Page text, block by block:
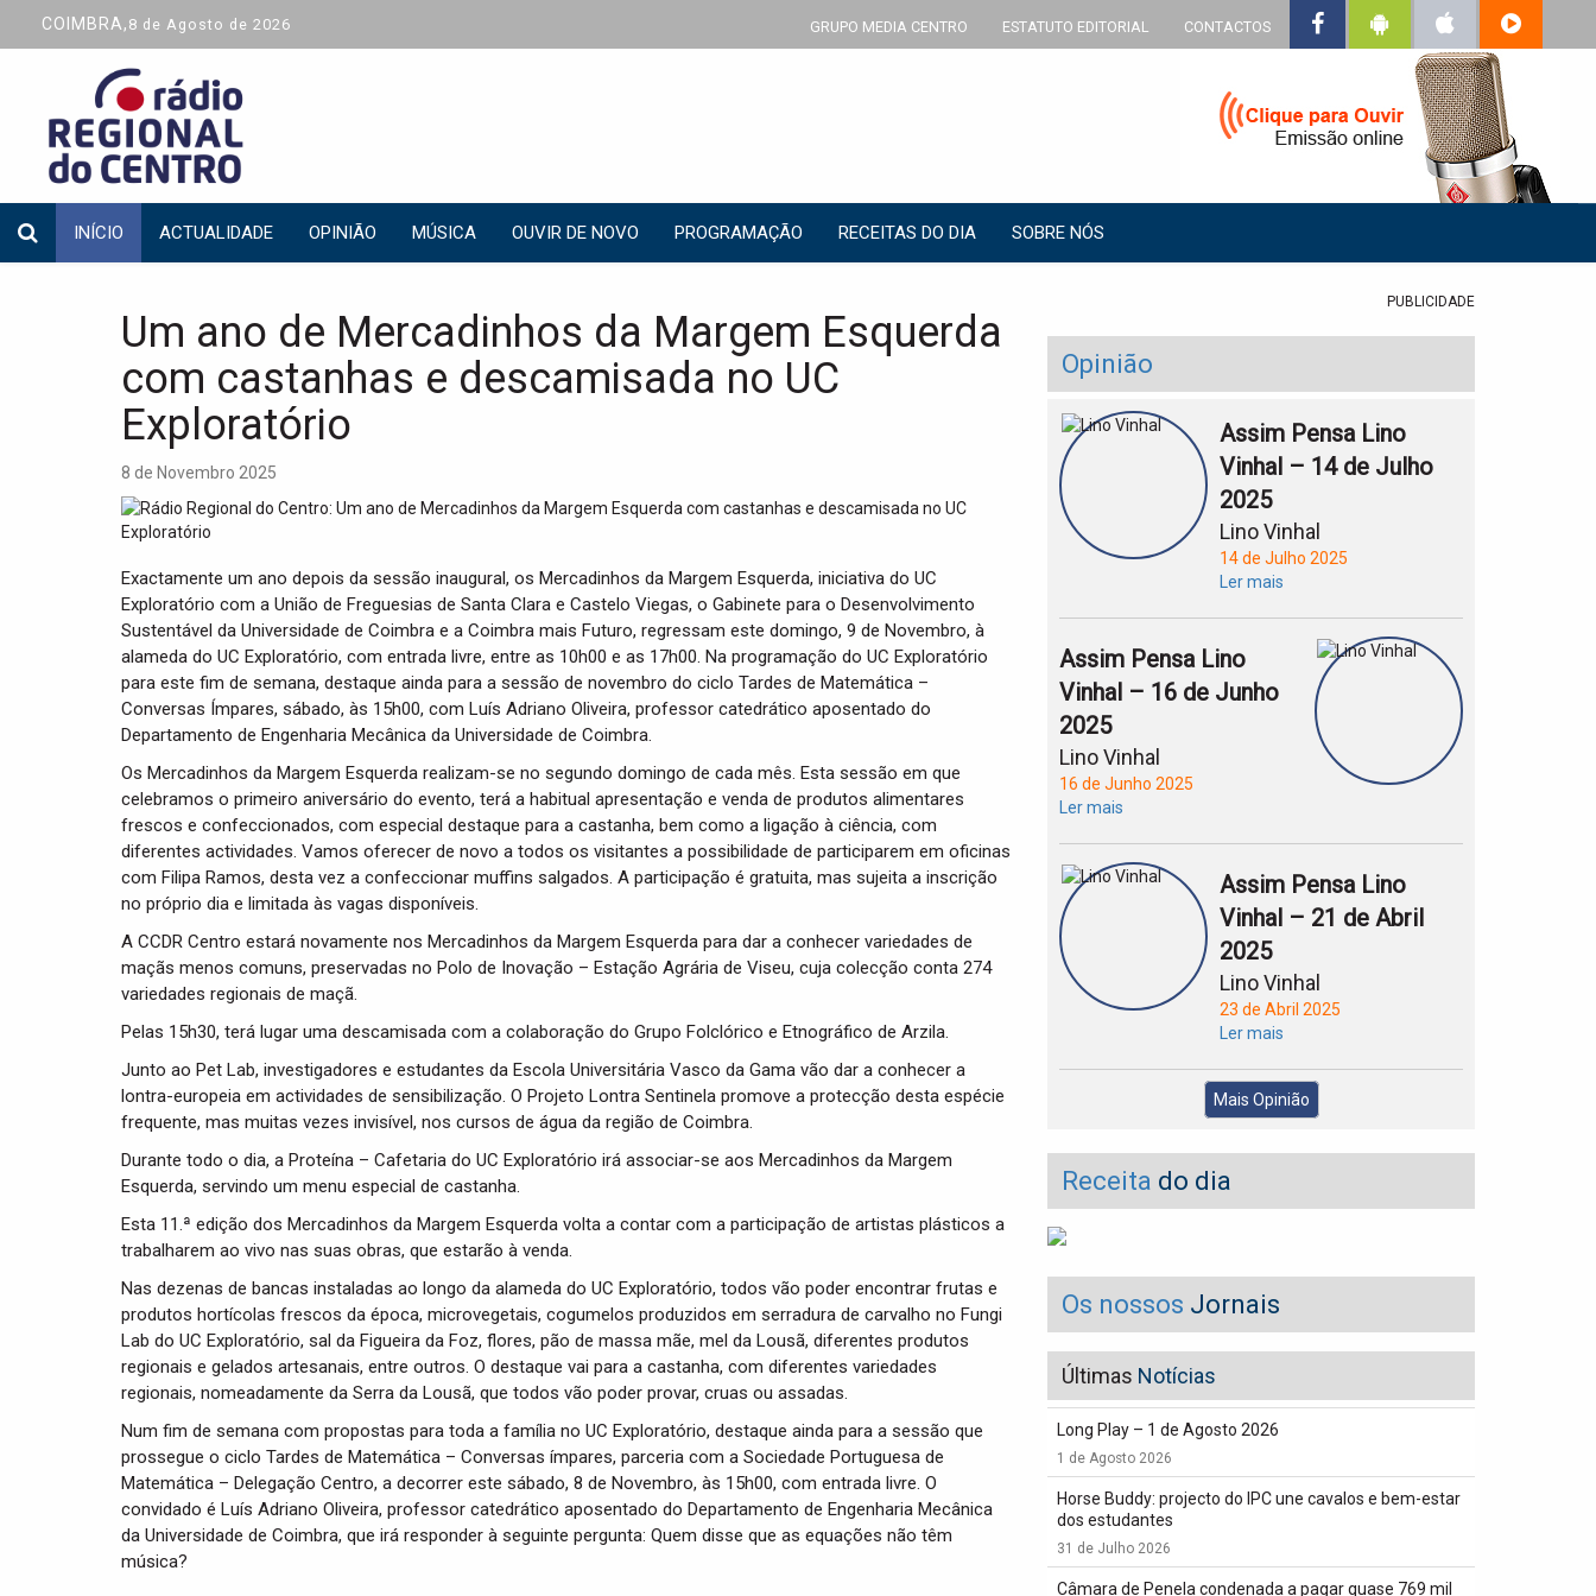
COIMBRA, 8 de Agosto de 2026 GRUPO MEDIA CENTRO ESTATUTO EDITORIAL CONTACTOS
INÍCIO ACTUALIDADE OPINIÃO MÚSICA OUVIR DE NOVO PROGRAMAÇÃO RECEITAS DO DIA SOBRE NÓS
Um ano de Mercadinhos da Margem Esquerda
com castanhas e descamisada no UC
Exploratório
8 de Novembro 2025
Exactamente um ano depois da sessão inaugural, os Mercadinhos da Margem Esquerda, iniciativa do UC
Exploratório com a União de Freguesias de Santa Clara e Castelo Viegas, o Gabinete para o Desenvolvimento
Sustentável da Universidade de Coimbra e a Coimbra mais Futuro, regressam este domingo, 9 de Novembro, à
alameda do UC Exploratório, com entrada livre, entre as 10h00 e as 17h00. Na programação do UC Exploratório
para este fim de semana, destaque ainda para a sessão de novembro do ciclo Tardes de Matemática –
Conversas Ímpares, sábado, às 15h00, com Luís Adriano Oliveira, professor catedrático aposentado do
Departamento de Engenharia Mecânica da Universidade de Coimbra.
Os Mercadinhos da Margem Esquerda realizam-se no segundo domingo de cada mês. Esta sessão em que
celebramos o primeiro aniversário do evento, terá a habitual apresentação e venda de produtos alimentares
frescos e confeccionados, com especial destaque para a castanha, bem como a ligação à ciência, com
diferentes actividades. Vamos oferecer de novo a todos os visitantes a possibilidade de participarem em oficinas
com Filipa Ramos, desta vez a confeccionar muffins salgados. A participação é gratuita, mas sujeita a inscrição
no próprio dia e limitada às vagas disponíveis.
A CCDR Centro estará novamente nos Mercadinhos da Margem Esquerda para dar a conhecer variedades de
maçãs menos comuns, preservadas no Polo de Inovação – Estação Agrária de Viseu, cuja colecção conta 274
variedades regionais de maçã.
Pelas 15h30, terá lugar uma descamisada com a colaboração do Grupo Folclórico e Etnográfico de Arzila.
Junto ao Pet Lab, investigadores e estudantes da Escola Universitária Vasco da Gama vão dar a conhecer a
lontra-europeia em actividades de sensibilização. O Projeto Lontra Sentinela promove a protecção desta espécie
frequente, mas muitas vezes invisível, nos cursos de água da região de Coimbra.
Durante todo o dia, a Proteína – Cafetaria do UC Exploratório irá associar-se aos Mercadinhos da Margem
Esquerda, servindo um menu especial de castanha.
Esta 11.ª edição dos Mercadinhos da Margem Esquerda volta a contar com a participação de artistas plásticos a
trabalharem ao vivo nas suas obras, que estarão à venda.
Nas dezenas de bancas instaladas ao longo da alameda do UC Exploratório, todos vão poder encontrar frutas e
produtos hortícolas frescos da época, microvegetais, cogumelos produzidos em serradura de carvalho no Fungi
Lab do UC Exploratório, sal da Figueira da Foz, flores, pão de massa mãe, mel da Lousã, diferentes produtos
regionais e gelados artesanais, entre outros. O destaque vai para a castanha, com diferentes variedades
regionais, nomeadamente da Serra da Lousã, que todos vão poder provar, cruas ou assadas.
Num fim de semana com propostas para toda a família no UC Exploratório, destaque ainda para a sessão que
prossegue o ciclo Tardes de Matemática – Conversas ímpares, parceria com a Sociedade Portuguesa de
Matemática – Delegação Centro, a decorrer este sábado, 8 de Novembro, às 15h00, com entrada livre. O
convidado é Luís Adriano Oliveira, professor catedrático aposentado do Departamento de Engenharia Mecânica
da Universidade de Coimbra, que irá responder à seguinte pergunta: Quem disse que as equações não têm
música?
PUBLICIDADE
Opinião
Assim Pensa Lino
Vinhal – 14 de Julho
2025
Lino Vinhal
14 de Julho 2025
Ler mais
Assim Pensa Lino
Vinhal – 16 de Junho
2025
Lino Vinhal
16 de Junho 2025
Ler mais
Assim Pensa Lino
Vinhal – 21 de Abril
2025
Lino Vinhal
23 de Abril 2025
Ler mais
Mais Opinião
Receita do dia
Os nossos Jornais
Últimas Notícias
Long Play – 1 de Agosto 2026
1 de Agosto 2026
Horse Buddy: projecto do IPC une cavalos e bem-estar
dos estudantes
31 de Julho 2026
Câmara de Penela condenada a pagar quase 769 mil